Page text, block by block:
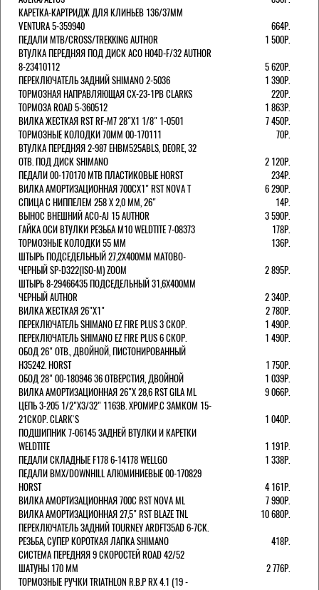
КАРЕТКА-КАРТРИДЖ ДЛЯ КЛИНЬЕВ 136/37ММ
VENTURA 5-359940
664Р.
ПЕДАЛИ MTB/CROSS/TREKKING AUTHOR
1 500Р.
ВТУЛКА ПЕРЕДНЯЯ ПОД ДИСК ACO H04D-F/32 AUTHOR
8-23410112
5 620Р.
ПЕРЕКЛЮЧАТЕЛЬ ЗАДНИЙ SHIMANO 2-5036
1 390Р.
ТОРМОЗНАЯ НАПРАВЛЯЮЩАЯ CX-23-1PB CLARKS
220Р.
ТОРМОЗА ROAD 5-360512
1 863Р.
ВИЛКА ЖЕСТКАЯ RST RF-M7 28"Х1 1/8" 1-0501
7 450Р.
ТОРМОЗНЫЕ КОЛОДКИ 70ММ 00-170111
70Р.
ВТУЛКА ПЕРЕДНЯЯ 2-987 EHBM525ABLS, DEORE, 32
ОТВ. ПОД ДИСК SHIMANO
2 120Р.
ПЕДАЛИ 00-170170 МТВ ПЛАСТИКОВЫЕ HORST
234Р.
ВИЛКА АМОРТИЗАЦИОННАЯ 700СХ1" RST NOVA T
6 290Р.
СПИЦА С НИППЕЛЕМ 258 Х 2,0 ММ, 26"
14Р.
ВЫНОС ВНЕШНИЙ ACO-AJ 15 AUTHOR
3 590Р.
ГАЙКА ОСИ ВТУЛКИ РЕЗЬБА М10 WELDTITE 7-08373
178Р.
ТОРМОЗНЫЕ КОЛОДКИ 55 ММ
136Р.
ШТЫРЬ ПОДСЕДЕЛЬНЫЙ 27,2Х400ММ МАТОВО-
ЧЕРНЫЙ SP-D322(ISO-M) ZOOM
2 895Р.
ШТЫРЬ 8-29466435 ПОДСЕДЕЛЬНЫЙ 31,6X400ММ
ЧЕРНЫЙ AUTHOR
2 340Р.
ВИЛКА ЖЕСТКАЯ 26"Х1"
2 780Р.
ПЕРЕКЛЮЧАТЕЛЬ SHIMANO EZ FIRE PLUS 3 СКОР.
1 490Р.
ПЕРЕКЛЮЧАТЕЛЬ SHIMANO EZ FIRE PLUS 6 СКОР.
1 490Р.
ОБОД 26" ОТВ., ДВОЙНОЙ, ПИСТОНИРОВАННЫЙ
H35242. HORST
1 750Р.
ОБОД 28" 00-180946 36 ОТВЕРСТИЯ, ДВОЙНОЙ
1 039Р.
ВИЛКА АМОРТИЗАЦИОННАЯ 26"Х 28,6 RST GILA ML
9 066Р.
ЦЕПЬ 3-205 1/2"X3/32" 116ЗВ. ХРОМИР.С ЗАМКОМ 15-
21СКОР. CLARK`S
1 040Р.
ПОДШИПНИК 7-06145 ЗАДНЕЙ ВТУЛКИ И КАРЕТКИ
WELDTITE
1 191Р.
ПЕДАЛИ СКЛАДНЫЕ F178 6-14178 WELLGO
1 338Р.
ПЕДАЛИ BMX/DOWNHILL АЛЮМИНИЕВЫЕ 00-170829
HORST
4 161Р.
ВИЛКА АМОРТИЗАЦИОННАЯ 700С RST NOVA ML
7 990Р.
ВИЛКА АМОРТИЗАЦИОННАЯ 27,5" RST BLAZE TNL
10 680Р.
ПЕРЕКЛЮЧАТЕЛЬ ЗАДНИЙ TOURNEY ARDFT35AD 6-7СК.
РЕЗЬБА, СУПЕР КОРОТКАЯ ЛАПКА SHIMANO
418Р.
СИСТЕМА ПЕРЕДНЯЯ 9 СКОРОСТЕЙ ROAD 42/52
ШАТУНЫ 170 ММ
2 776Р.
ТОРМОЗНЫЕ РУЧКИ TRIATHLON R.B.P RX 4.1 (19 -